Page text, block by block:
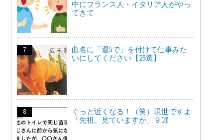
中にフランス人・イタリア人がやっ
てきて
曲名に「週5で」を付けて仕事みた
いにしてください【25選】
ぐっと近くなる！（笑）現世ですよ
「先祖、見ていますか」９選